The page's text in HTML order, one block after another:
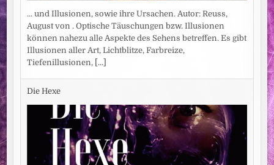
... und Illusionen, sowie ihre Ursachen. Autor: Reuss,
August von . Optische Täuschungen bzw. Illusionen
können nahezu alle Aspekte des Sehens betreffen. Es gibt
Illusionen aller Art, Lichtblitze, Farbreize,
Tiefenillusionen,
[...]
Die Hexe